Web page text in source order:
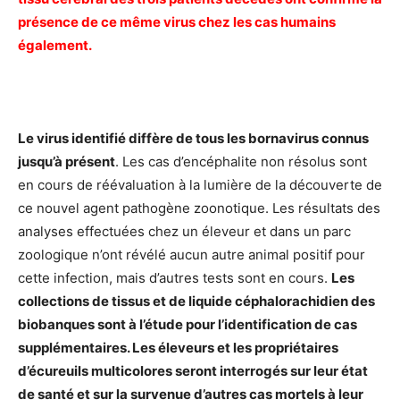
présence de ce même virus chez les cas humains
également.
Le virus identifié diffère de tous les bornavirus connus
jusqu’à présent. Les cas d’encéphalite non résolus sont
en cours de réévaluation à la lumière de la découverte de
ce nouvel agent pathogène zoonotique. Les résultats des
analyses effectuées chez un éleveur et dans un parc
zoologique n’ont révélé aucun autre animal positif pour
cette infection, mais d’autres tests sont en cours. Les
collections de tissus et de liquide céphalorachidien des
biobanques sont à l’étude pour l’identification de cas
supplémentaires. Les éleveurs et les propriétaires
d’écureuils multicolores seront interrogés sur leur état
de santé et sur la survenue d’autres cas mortels à leur